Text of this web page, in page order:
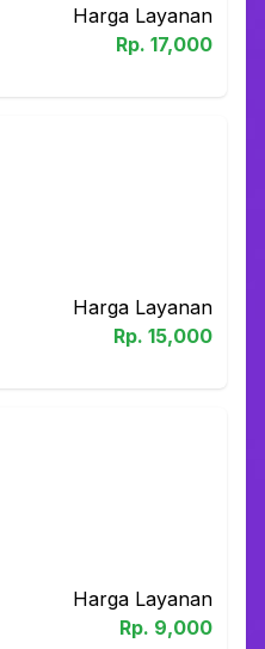
Harga Layanan
Rp. 17,000
Harga Layanan
Rp. 15,000
Harga Layanan
Rp. 9,000